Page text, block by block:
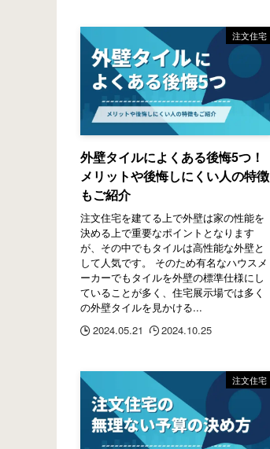
注文住宅
外壁タイルによくある後悔5つ！
メリットや後悔しにくい人の特徴
もご紹介
注文住宅を建てる上で外壁は家の性能を
決める上で重要なポイントとなります
が、その中でもタイルは高性能な外壁と
して人気です。 そのため有名なハウスメ
ーカーでもタイルを外壁の標準仕様にし
ていることが多く、住宅展示場では多く
の外壁タイルを見かける...
2024.05.21
2024.10.25
注文住宅